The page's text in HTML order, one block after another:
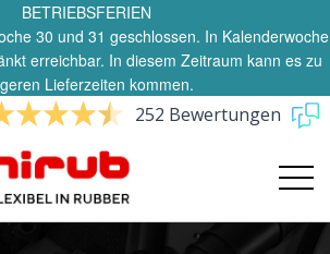
BETRIEBSFERIEN
30 und 31 geschlossen. In Kalenderwoche
erreichbar. In diesem Zeitraum kann es zu
Lieferzeiten kommen.
252 Bewertungen